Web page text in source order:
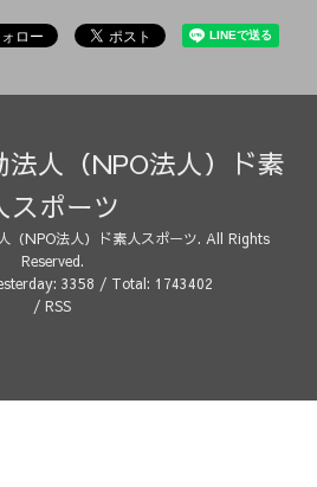
人（NPO法人）ド素
スポーツ
（NPO法人）ド素人スポーツ. All Rights
Reserved.
3358 / Total: 1743402
/ RSS